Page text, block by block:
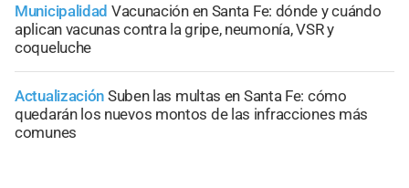
Municipalidad Vacunación en Santa Fe: dónde y cuándo
aplican vacunas contra la gripe, neumonía, VSR y
coqueluche
Actualización Suben las multas en Santa Fe: cómo
quedarán los nuevos montos de las infracciones más
comunes